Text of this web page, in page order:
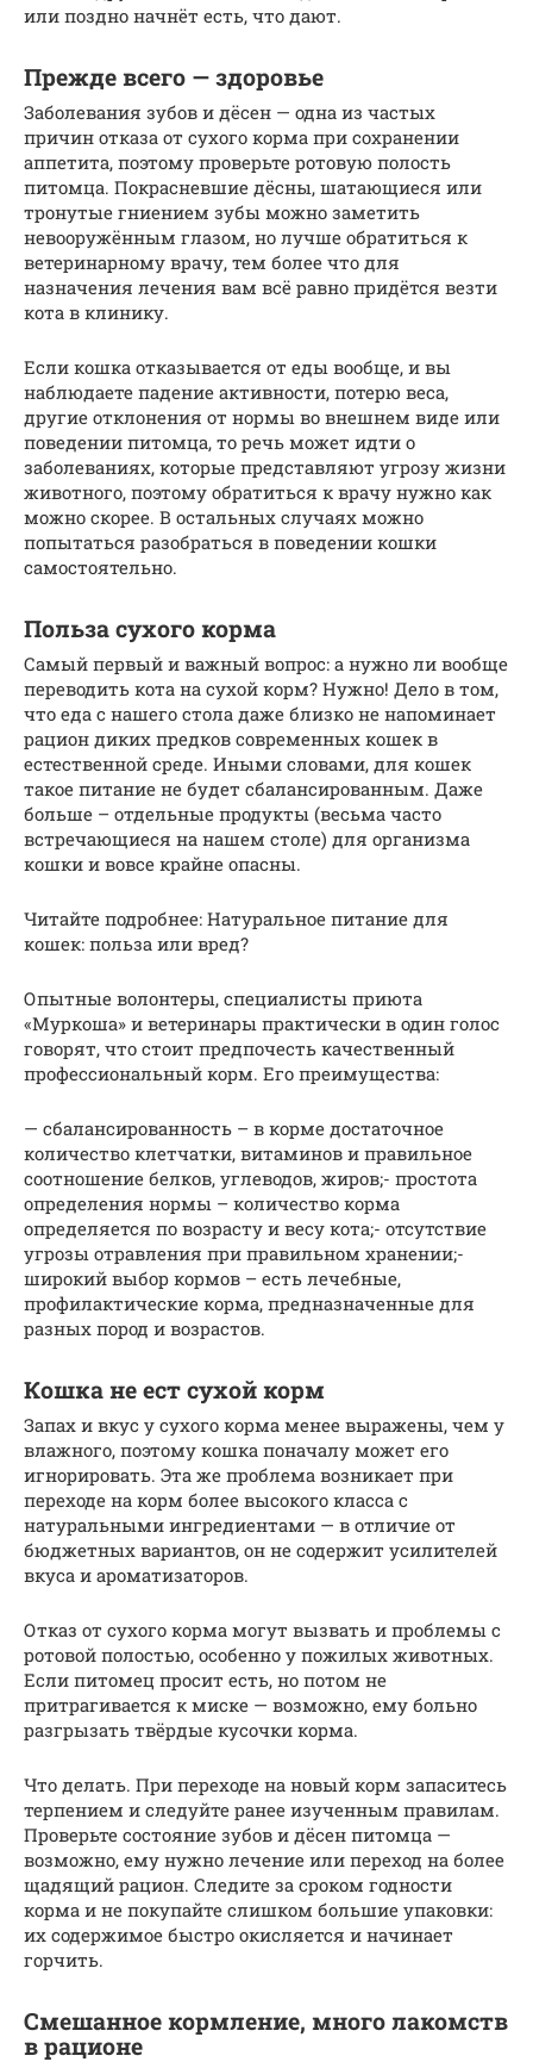
или поздно начнёт есть, что дают.
Прежде всего — здоровье
Заболевания зубов и дёсен — одна из частых
причин отказа от сухого корма при сохранении
аппетита, поэтому проверьте ротовую полость
питомца. Покрасневшие дёсны, шатающиеся или
тронутые гниением зубы можно заметить
невооружённым глазом, но лучше обратиться к
ветеринарному врачу, тем более что для
назначения лечения вам всё равно придётся везти
кота в клинику.
Если кошка отказывается от еды вообще, и вы
наблюдаете падение активности, потерю веса,
другие отклонения от нормы во внешнем виде или
поведении питомца, то речь может идти о
заболеваниях, которые представляют угрозу жизни
животного, поэтому обратиться к врачу нужно как
можно скорее. В остальных случаях можно
попытаться разобраться в поведении кошки
самостоятельно.
Польза сухого корма
Самый первый и важный вопрос: а нужно ли вообще
переводить кота на сухой корм? Нужно! Дело в том,
что еда с нашего стола даже близко не напоминает
рацион диких предков современных кошек в
естественной среде. Иными словами, для кошек
такое питание не будет сбалансированным. Даже
больше – отдельные продукты (весьма часто
встречающиеся на нашем столе) для организма
кошки и вовсе крайне опасны.
Читайте подробнее: Натуральное питание для
кошек: польза или вред?
Опытные волонтеры, специалисты приюта
«Муркоша» и ветеринары практически в один голос
говорят, что стоит предпочесть качественный
профессиональный корм. Его преимущества:
— сбалансированность – в корме достаточное
количество клетчатки, витаминов и правильное
соотношение белков, углеводов, жиров;- простота
определения нормы – количество корма
определяется по возрасту и весу кота;- отсутствие
угрозы отравления при правильном хранении;-
широкий выбор кормов – есть лечебные,
профилактические корма, предназначенные для
разных пород и возрастов.
Кошка не ест сухой корм
Запах и вкус у сухого корма менее выражены, чем у
влажного, поэтому кошка поначалу может его
игнорировать. Эта же проблема возникает при
переходе на корм более высокого класса с
натуральными ингредиентами — в отличие от
бюджетных вариантов, он не содержит усилителей
вкуса и ароматизаторов.
Отказ от сухого корма могут вызвать и проблемы с
ротовой полостью, особенно у пожилых животных.
Если питомец просит есть, но потом не
притрагивается к миске — возможно, ему больно
разгрызать твёрдые кусочки корма.
Что делать. При переходе на новый корм запаситесь
терпением и следуйте ранее изученным правилам.
Проверьте состояние зубов и дёсен питомца —
возможно, ему нужно лечение или переход на более
щадящий рацион. Следите за сроком годности
корма и не покупайте слишком большие упаковки:
их содержимое быстро окисляется и начинает
горчить.
Смешанное кормление, много лакомств
в рационе